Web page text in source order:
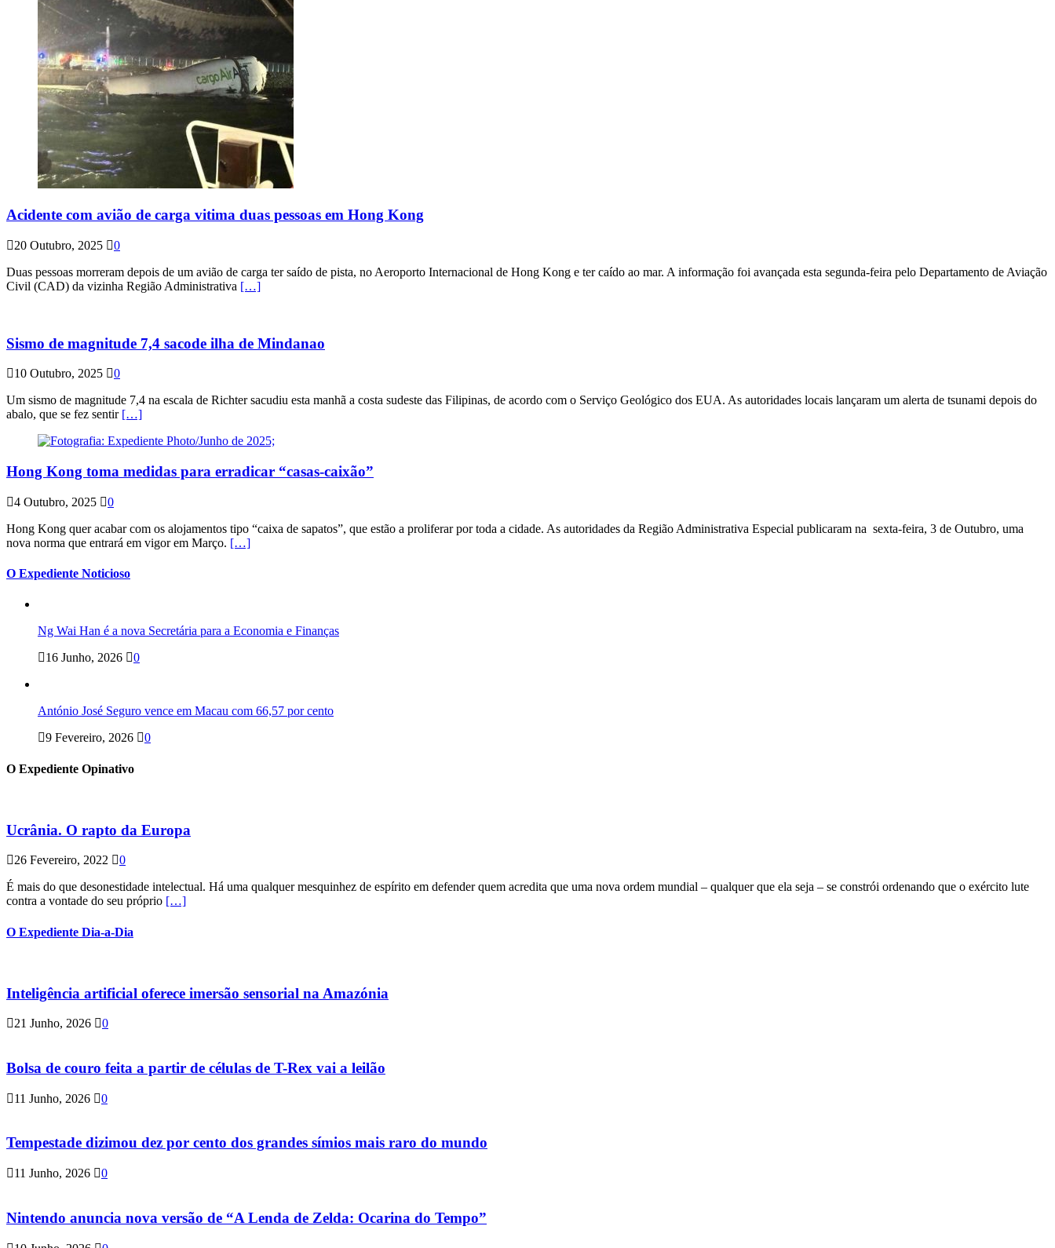
Acidente com avião de carga vitima duas pessoas em Hong Kong
20 Outubro, 2025
0
Duas pessoas morreram depois de um avião de carga ter saído de pista, no Aeroporto Internacional de Hong Kong e ter caído ao mar. A informação foi avançada esta segunda-feira pelo Departamento de Aviação
Civil (CAD) da vizinha Região Administrativa […]
Sismo de magnitude 7,4 sacode ilha de Mindanao
10 Outubro, 2025
0
Um sismo de magnitude 7,4 na escala de Richter sacudiu esta manhã a costa sudeste das Filipinas, de acordo com o Serviço Geológico dos EUA. As autoridades locais lançaram um alerta de tsunami depois do
abalo, que se fez sentir […]
Hong Kong toma medidas para erradicar “casas-caixão”
4 Outubro, 2025
0
Hong Kong quer acabar com os alojamentos tipo “caixa de sapatos”, que estão a proliferar por toda a cidade. As autoridades da Região Administrativa Especial publicaram na sexta-feira, 3 de Outubro, uma
nova norma que entrará em vigor em Março. […]
O Expediente Noticioso
Ng Wai Han é a nova Secretária para a Economia e Finanças
16 Junho, 2026
0
António José Seguro vence em Macau com 66,57 por cento
9 Fevereiro, 2026
0
O Expediente Opinativo
Ucrânia. O rapto da Europa
26 Fevereiro, 2022
0
É mais do que desonestidade intelectual. Há uma qualquer mesquinhez de espírito em defender quem acredita que uma nova ordem mundial – qualquer que ela seja – se constrói ordenando que o exército lute
contra a vontade do seu próprio […]
O Expediente Dia-a-Dia
Inteligência artificial oferece imersão sensorial na Amazónia
21 Junho, 2026 0
Bolsa de couro feita a partir de células de T-Rex vai a leilão
11 Junho, 2026 0
Tempestade dizimou dez por cento dos grandes símios mais raro do mundo
11 Junho, 2026 0
Nintendo anuncia nova versão de “A Lenda de Zelda: Ocarina do Tempo”